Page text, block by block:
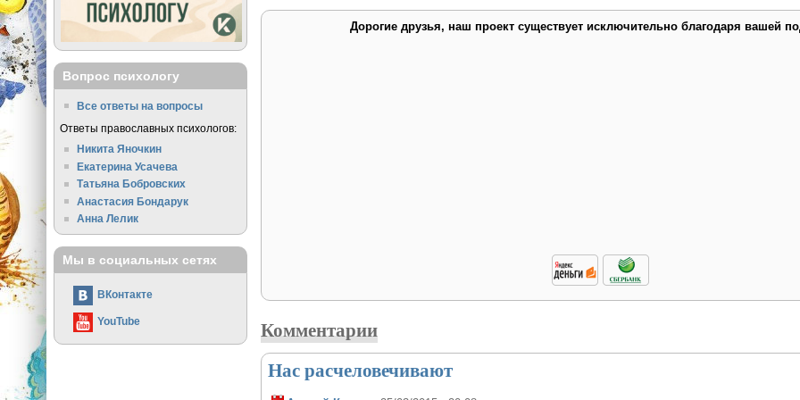
Дорогие друзья, наш проект существует исключительно благодаря вашей
Комментарии
Нас расчеловечивают
Вопрос психологу
Все ответы на вопросы
Ответы православных психологов:
Никита Яночкин
Екатерина Усачева
Татьяна Бобровских
Анастасия Бондарук
Анна Лелик
Мы в социальных сетях
ВКонтакте
YouTube